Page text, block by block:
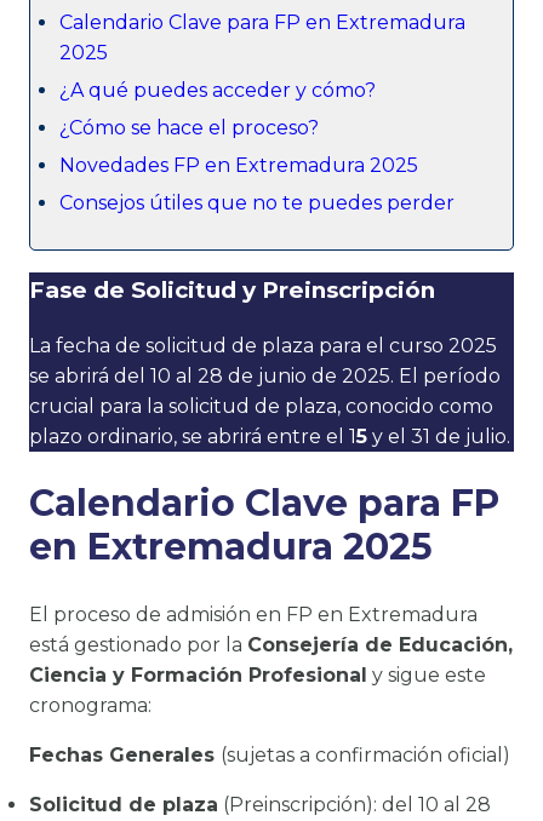
Calendario Clave para FP en Extremadura
2025
¿A qué puedes acceder y cómo?
¿Cómo se hace el proceso?
Novedades FP en Extremadura 2025
Consejos útiles que no te puedes perder
Fase de Solicitud y Preinscripción
La fecha de solicitud de plaza para el curso 2025
se abrirá del 10 al 28 de junio de 2025. El período
crucial para la solicitud de plaza, conocido como
plazo ordinario, se abrirá entre el 15 y el 31 de julio.
Calendario Clave para FP
en Extremadura 2025
El proceso de admisión en FP en Extremadura
está gestionado por la Consejería de Educación,
Ciencia y Formación Profesional y sigue este
cronograma:
Fechas Generales (sujetas a confirmación oficial)
Solicitud de plaza (Preinscripción): del 10 al 28